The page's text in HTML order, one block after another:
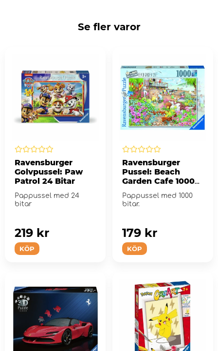
Se fler varor
Ravensburger
Golvpussel: Paw
Patrol 24 Bitar
Pappussel med 24
bitar
KÖP
219 kr
Ravensburger
Pussel: Beach
Garden Cafe 1000
Bitar
Pappussel med 1000
bitar.
KÖP
179 kr